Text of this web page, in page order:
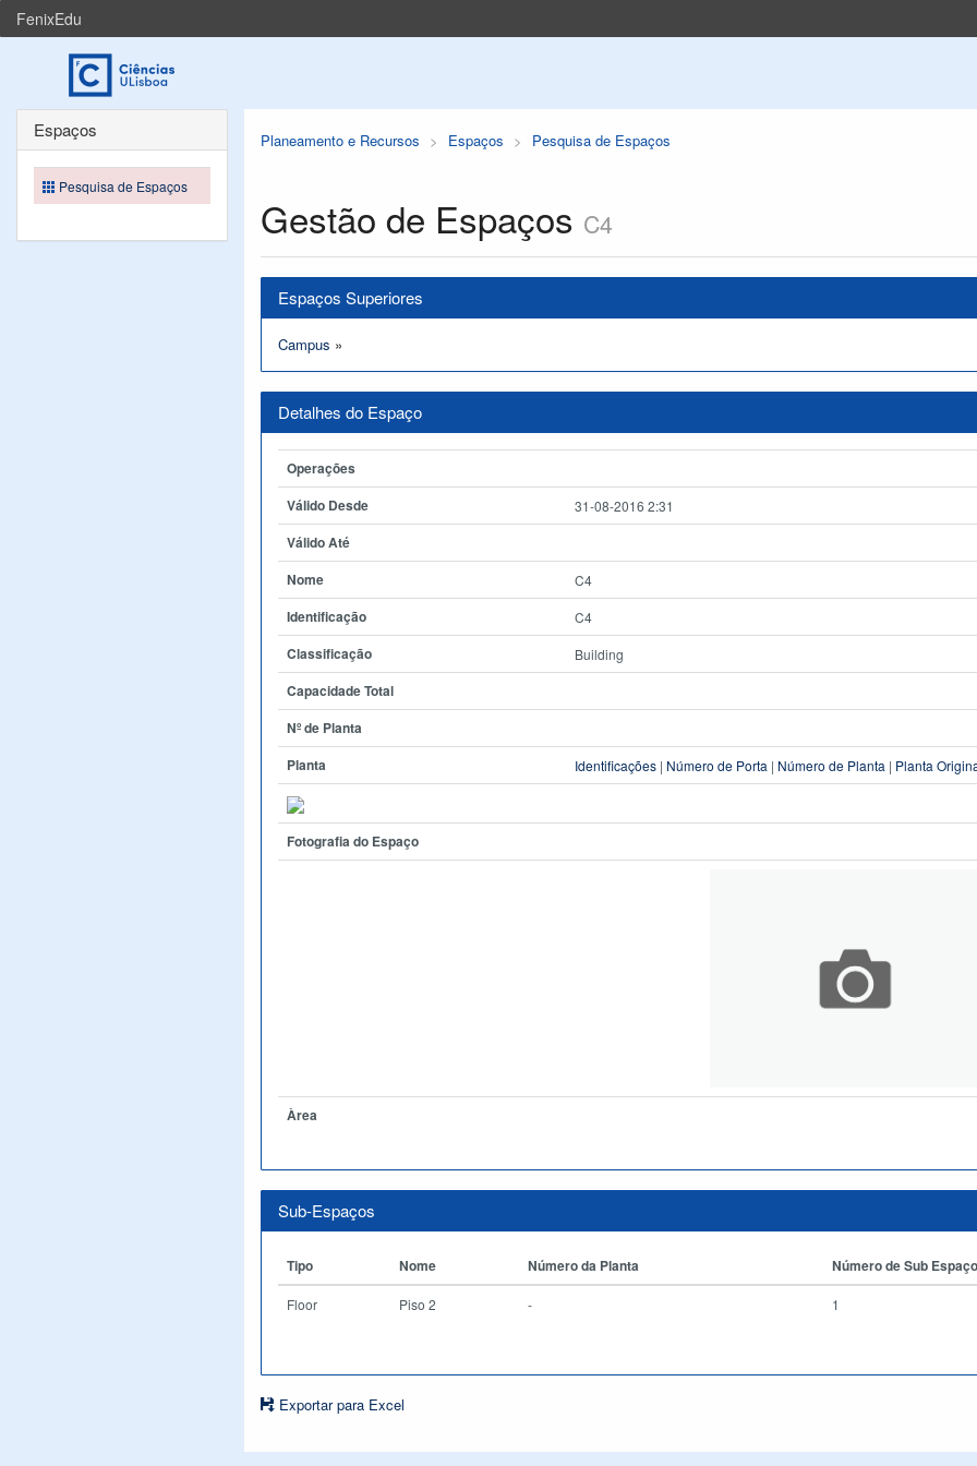
FenixEdu
Planeamento e Recursos Espaços Pesquisa de Espaços
Gestão de Espaços C4
Espaços Superiores
Campus »
Detalhes do Espaço
Operações
Válido Desde
31-08-2016 2:31
Válido Até
Nome
C4
Identificação C4
Classificação Building
Capacidade Total
Nº de Planta
Planta
Identificações | Número de Porta | Número de Planta | Planta
Fotografia do Espaço
Àrea
Sub-Espaços
Tipo Nome Número da Planta Número de Sub
Floor Piso 2 - 1
Exportar para Excel
Espaços
Pesquisa de Espaços